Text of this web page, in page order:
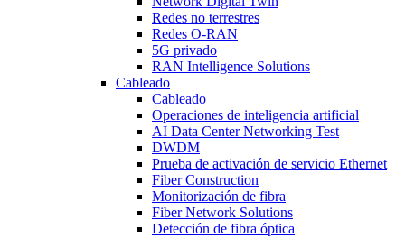
Redes no terrestres
Redes O-RAN
5G privado
RAN Intelligence Solutions
Cableado
Cableado
Operaciones de inteligencia artificial
AI Data Center Networking Test
DWDM
Prueba de activación de servicio Ethernet
Fiber Construction
Monitorización de fibra
Fiber Network Solutions
Detección de fibra óptica